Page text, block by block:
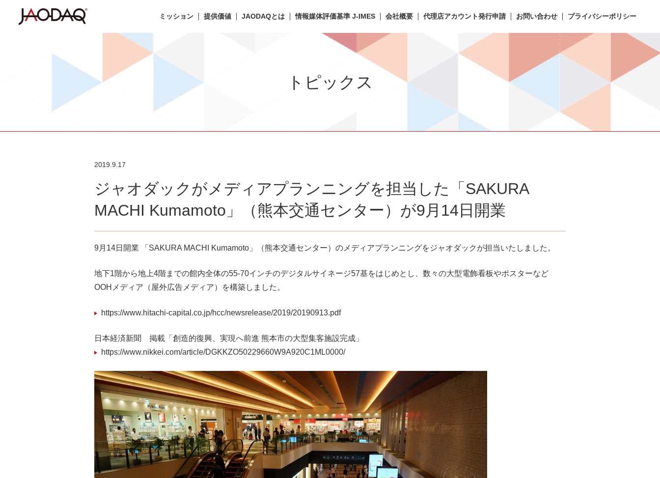
ミッション 提供価値 JAODAQとは 情報媒体評価基準 J-IMES 会社概要 代理店アカウント発行申請 お問い合わせ プライバシーポリシー
トピックス
2019.9.17
ジャオダックがメディアプランニングを担当した「SAKURA
MACHI Kumamoto」（熊本交通センター）が9月14日開業
9月14日開業 「SAKURA MACHI Kumamoto」（熊本交通センター）のメディアプランニングをジャオダックが担当いたしました。
地下1階から地上4階までの館内全体の55-70インチのデジタルサイネージ57基をはじめとし、数々の大型電飾看板やポスターなど
OOHメディア（屋外広告メディア）を構築しました。
https://www.hitachi-capital.co.jp/hcc/newsrelease/2019/20190913.pdf
日本経済新聞 掲載「創造的復興、実現へ前進 熊本市の大型集客施設完成」
https://www.nikkei.com/article/DGKKZO50229660W9A920C1ML0000/